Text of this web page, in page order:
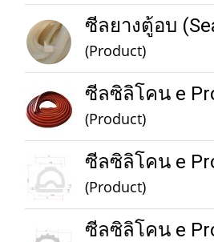
ซีลยางตู้อบ
(Product)
ซีลซิลิโคน e
(Product)
ซีลซิลิโคน e
(Product)
ซีลซิลิโคน e